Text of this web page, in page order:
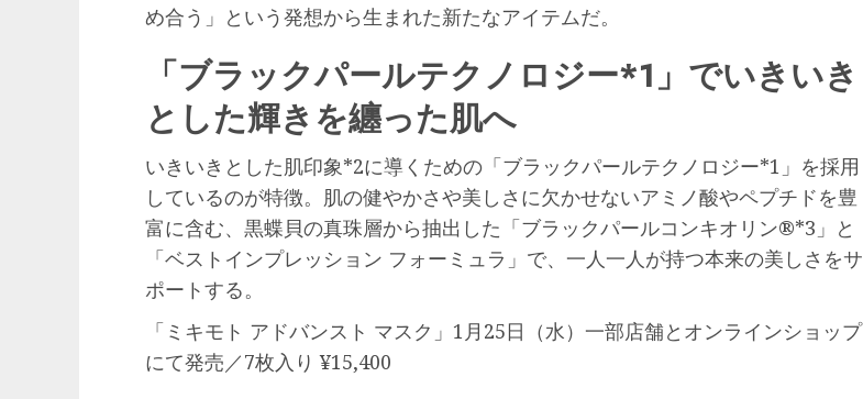
め合う」という発想から生まれた新たなアイテムだ。
「ブラックパールテクノロジー*1」でいきいき
とした輝きを纏った肌へ
いきいきとした肌印象*2に導くための「ブラックパールテクノロジー*1」を採用
しているのが特徴。肌の健やかさや美しさに欠かせないアミノ酸やペプチドを豊
富に含む、黒蝶貝の真珠層から抽出した「ブラックパールコンキオリン®*3」と
「ベストインプレッション フォーミュラ」で、一人一人が持つ本来の美しさをサ
ポートする。
「ミキモト アドバンスト マスク」1月25日（水）一部店舗とオンラインショップ
にて発売／7枚入り ¥15,400